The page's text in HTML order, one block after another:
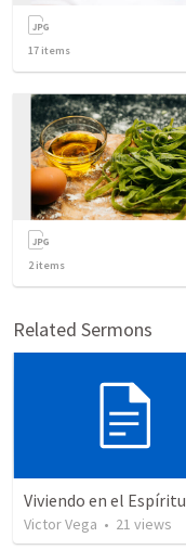
17 items
2items
Related Sermons
Viviendo en el Espíritu
Victor Vega • 21 views